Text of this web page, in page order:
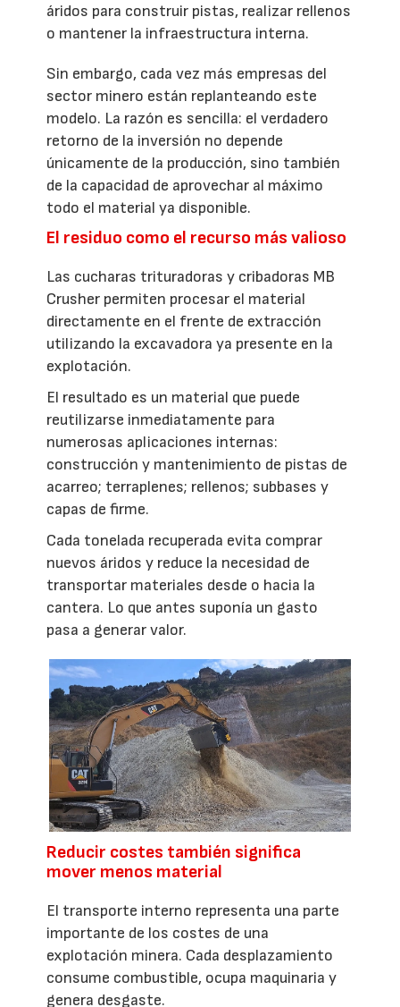
áridos para construir pistas, realizar rellenos
o mantener la infraestructura interna.
Sin embargo, cada vez más empresas del
sector minero están replanteando este
modelo. La razón es sencilla: el verdadero
retorno de la inversión no depende
únicamente de la producción, sino también
de la capacidad de aprovechar al máximo
todo el material ya disponible.
El residuo como el recurso más valioso
Las cucharas trituradoras y cribadoras MB
Crusher permiten procesar el material
directamente en el frente de extracción
utilizando la excavadora ya presente en la
explotación.
El resultado es un material que puede
reutilizarse inmediatamente para
numerosas aplicaciones internas:
construcción y mantenimiento de pistas de
acarreo; terraplenes; rellenos; subbases y
capas de firme.
Cada tonelada recuperada evita comprar
nuevos áridos y reduce la necesidad de
transportar materiales desde o hacia la
cantera. Lo que antes suponía un gasto
pasa a generar valor.
Reducir costes también significa
mover menos material
El transporte interno representa una parte
importante de los costes de una
explotación minera. Cada desplazamiento
consume combustible, ocupa maquinaria y
genera desgaste.